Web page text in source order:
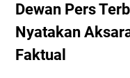
Dewan Pers
Nyatakan
Faktual